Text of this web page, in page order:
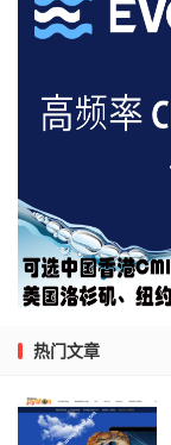
热门文章